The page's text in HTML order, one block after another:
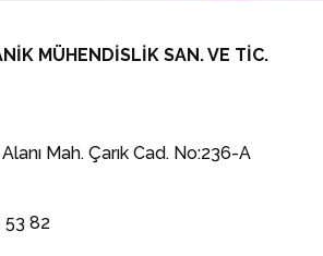
MÜHENDİSLİK SAN. VE TİC.
Mah. Çarık Cad. No:236-A
53 82